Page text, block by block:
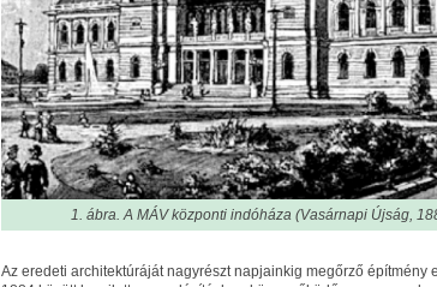
1. ábra. A MÁV központi indóháza (Vasárnapi Újság,
Az eredeti architektúráját nagyrészt napjainkig megőrző